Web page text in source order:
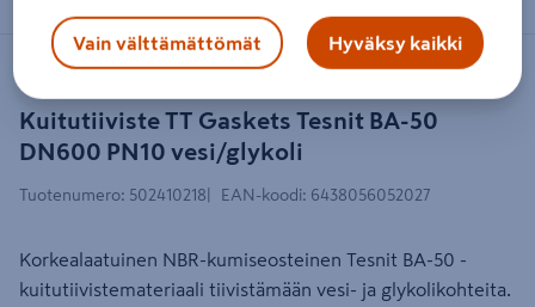
Kuitutiiviste TT Gaskets Tesnit BA-50
DN600 PN10 vesi/glykoli
Tuotenumero: 502410218 EAN-koodi: 6438056052027
Korkealaatuinen NBR-kumiseosteinen Tesnit BA-50 -
kuitutiivistemateriaali tiivistämään vesi- ja glykolikohteita.
Vain välttämättömät Hyväksy kaikki